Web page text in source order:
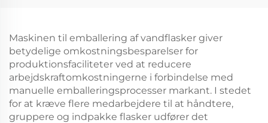
Maskinen til emballering af vandflasker giver
betydelige omkostningsbesparelser for
produktionsfaciliteter ved at reducere
arbejdskraftomkostningerne i forbindelse med
manuelle emballeringsprocesser markant. I stedet
for at kræve flere medarbejdere til at håndtere,
gruppere og indpakke flasker udfører det